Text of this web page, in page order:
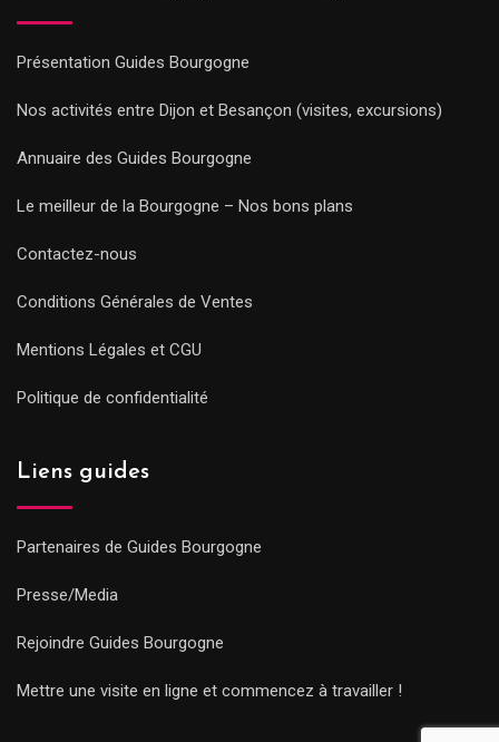
Présentation Guides Bourgogne
Nos activités entre Dijon et Besançon (visites, excursions)
Annuaire des Guides Bourgogne
Le meilleur de la Bourgogne – Nos bons plans
Contactez-nous
Conditions Générales de Ventes
Mentions Légales et CGU
Politique de confidentialité
Liens guides
Partenaires de Guides Bourgogne
Presse/Media
Rejoindre Guides Bourgogne
Mettre une visite en ligne et commencez à travailler !